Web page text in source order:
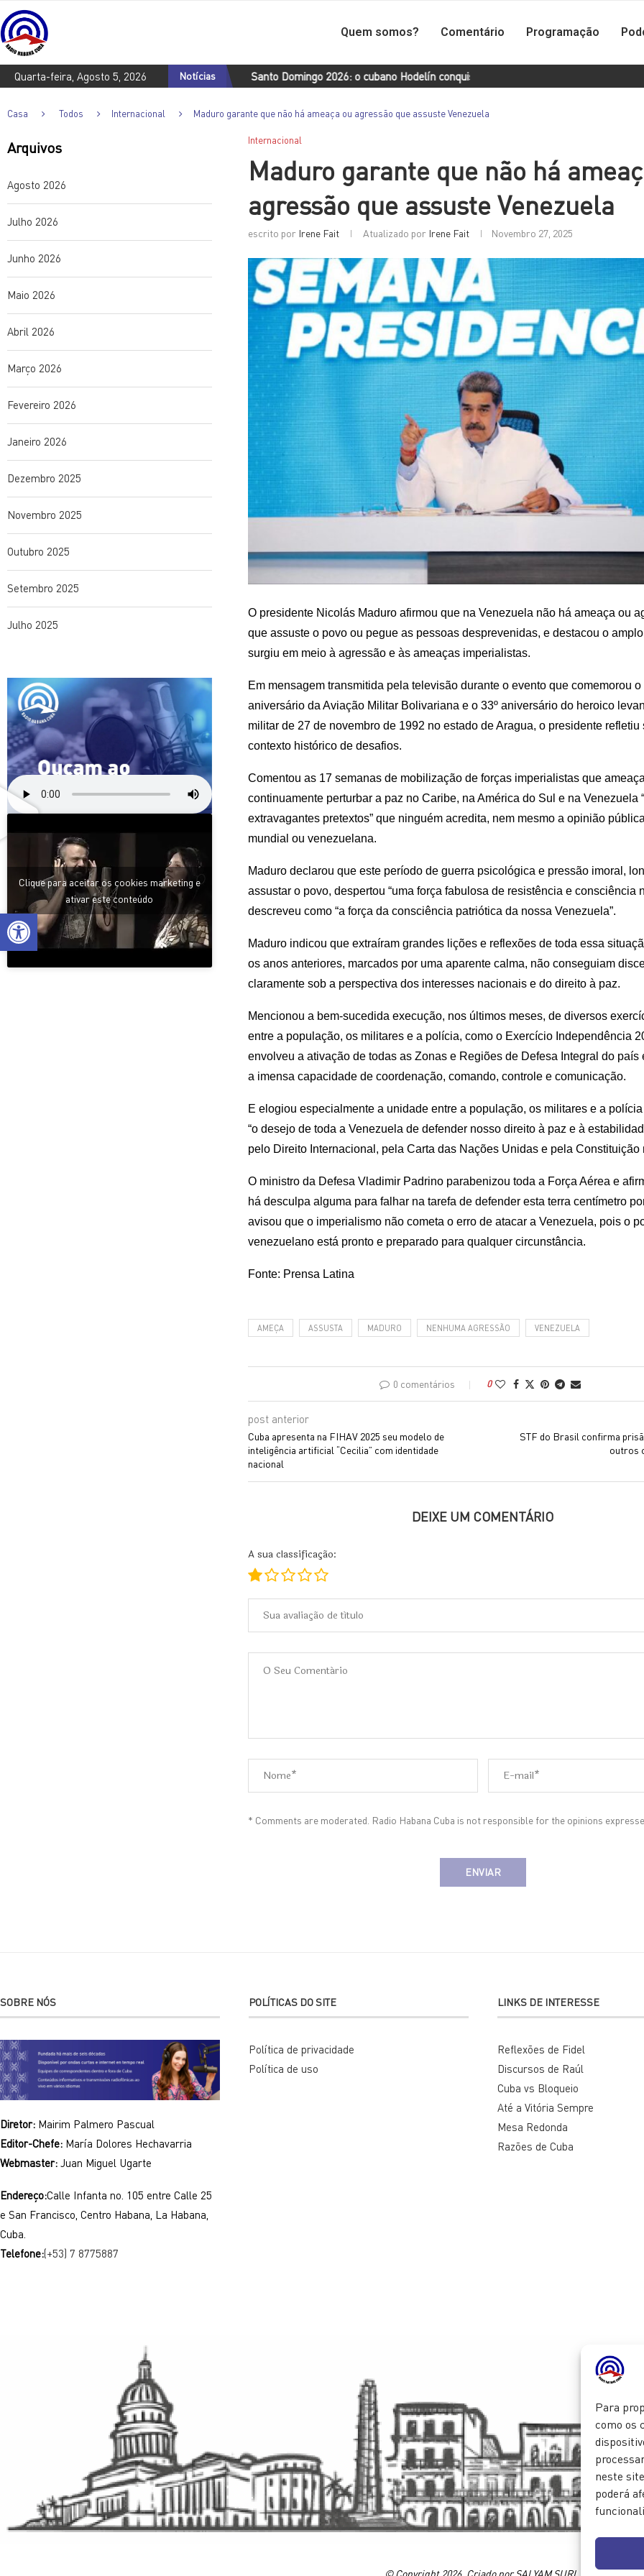
Open toolbar
Para
como os
neste
poderá
Quarta-feira, Agosto 5, 2026 NotíciasSanto Domingo 2026: o cubano Hodelín conquista medalha de ouro no salto em distância
Quem somos? Comentário Programação
Casa Todos Internacional Maduro garante que não há ameaça ou agressão que assuste Venezuela
Internacional
Maduro garante que não há
agressão que assuste Venezuela
escrito por Irene Fait Atualizado porIrene Fait Novembro 27, 2025
O presidente Nicolás Maduro afirmou que na Venezuela não há ameaça ou
que assuste o povo ou pegue as pessoas desprevenidas, e destacou o
surgiu em meio à agressão e às ameaças imperialistas.
Em mensagem transmitida pela televisão durante o evento que comemorou o
aniversário da Aviação Militar Bolivariana e o 33º aniversário do heroico
militar de 27 de novembro de 1992 no estado de Aragua, o presidente refletiu
contexto histórico de desafios.
Comentou as 17 semanas de mobilização de forças imperialistas que
continuamente perturbar a paz no Caribe, na América do Sul e na Venezuela
extravagantes pretextos” que ninguém acredita, nem mesmo a opinião
mundial ou venezuelana.
Maduro declarou que este período de guerra psicológica e pressão imoral,
assustar o povo, despertou “uma força fabulosa de resistência e consciência
descreveu como “a força da consciência patriótica da nossa Venezuela”.
Maduro indicou que extraíram grandes lições e reflexões de toda essa
os anos anteriores, marcados por uma aparente calma, não conseguiam
claramente sob a perspectiva dos interesses nacionais e do direito à paz.
Mencionou a bem-sucedida execução, nos últimos meses, de diversos
entre a população, os militares e a polícia, como o Exercício Independência
envolveu a ativação de todas as Zonas e Regiões de Defesa Integral do país
a imensa capacidade de coordenação, comando, controle e comunicação.
E elogiou especialmente a unidade entre a população, os militares e a
“o desejo de toda a Venezuela de defender nosso direito à paz e à
pelo Direito Internacional, pela Carta das Nações Unidas e pela Constituição
O ministro da Defesa Vladimir Padrino parabenizou toda a Força Aérea e
há desculpa alguma para falhar na tarefa de defender esta terra centímetro
avisou que o imperialismo não cometa o erro de atacar a Venezuela, pois o
venezuelano está pronto e preparado para qualquer circunstância.
Fonte: Prensa Latina
AMEÇA ASSUSTA MADURO NENHUMA AGRESSÃO VENEZUELA
0 comentários 0
post anterior
Cuba apresenta na FIHAV 2025 seu modelo de
inteligência artificial “Cecilia” com identidade
nacional
STF do Brasil confirma
outros
DEIXE UM COMENTÁRIO
A sua classificação:
* Comments are moderated. Radio Habana Cuba is not responsible for the opinions
Arquivos
Agosto 2026
Julho 2026
Junho 2026
Maio 2026
Abril 2026
Março 2026
Fevereiro 2026
Janeiro 2026
Dezembro 2025
Novembro 2025
Outubro 2025
Setembro 2025
Julho 2025
Clique para aceitar os cookies marketing e
ativar este conteúdo
SOBRE NÓS
Diretor: Mairim Palmero Pascual
Editor-Chefe: María Dolores Hechavarria
Webmaster: Juan Miguel Ugarte
Endereço:Calle Infanta no. 105 entre Calle 25
e San Francisco, Centro Habana, La Habana,
Cuba.
Telefone:(+53) 7 8775887
POLÍTICAS DO SITE
Política de privacidade
Política de uso
LINKS DE INTERESSE
Reflexões de Fidel
Discursos de Raúl
Cuba vs Bloqueio
Até a Vitória Sempre
Mesa Redonda
Razões de Cuba
© Copyright 2026. Criado por SALYAM SURL.